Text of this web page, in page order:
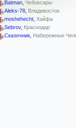
Batman, Чебоксары
Aleks-78, Владивосток
moshehecht, Хайфа
Sebrov, Краснодар
Сказочник, Набережные